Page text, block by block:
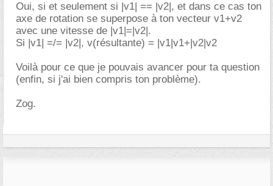
Oui, si et seulement si |v1| == |v2|, et dans ce cas ton
axe de rotation se superpose à ton vecteur v1+v2
avec une vitesse de |v1|=|v2|.
Si |v1| =/= |v2|, v(résultante) = |v1|v1+|v2|v2
Voilà pour ce que je pouvais avancer pour ta question
(enfin, si j'ai bien compris ton problème).
Zog.